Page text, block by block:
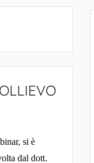
si è
dal dott.